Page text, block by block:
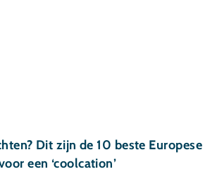
Dit zijn de 10 beste Europese
een ‘coolcation’